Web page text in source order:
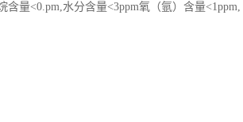
量<0.pm,水分含量<3ppm氧（氩）含量<1ppm,